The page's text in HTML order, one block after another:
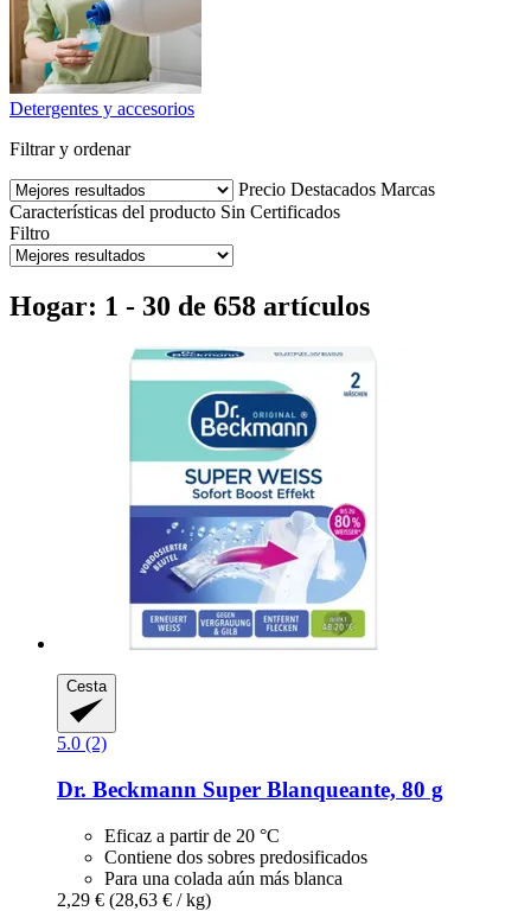
Detergentes y accesorios
Filtrar y ordenar
Precio Destacados Marcas
Características del producto Sin Certificados
Filtro
Hogar: 1 - 30 de 658 artículos
Cesta
5.0 (2)
Dr. Beckmann Super Blanqueante, 80 g
Eficaz a partir de 20 °C
Contiene dos sobres predosificados
Para una colada aún más blanca
2,29 € (28,63 € / kg)